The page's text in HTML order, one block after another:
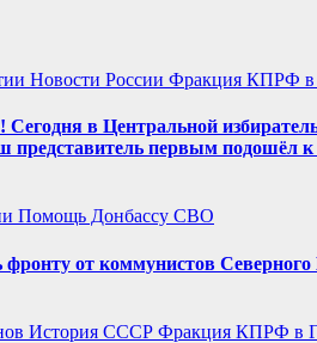
Новости России Фракция КПРФ в
в Центральной
представитель первым подошёл
Помощь Донбассу СВО
от коммунистов
История СССР Фракция КПРФ в